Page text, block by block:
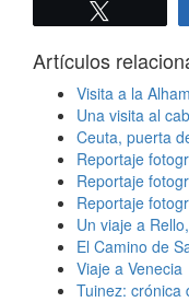
Artículos
Visita a la
Una visita al
Ceuta, puerta
Reportaje
Reportaje
Reportaje
Un viaje a
El Camino de
Viaje a Venecia
Tuinez: crónica